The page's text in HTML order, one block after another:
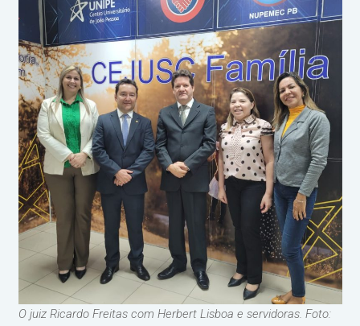
O juiz Ricardo Freitas com Herbert Lisboa e servidoras. Foto: